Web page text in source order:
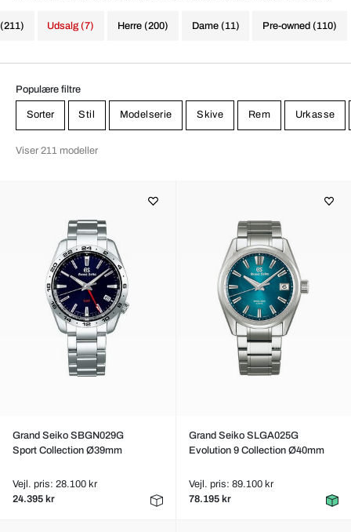
Herre (200) Dame (11) Pre-owned (110)
Udsalg (7)
Populære filtre
Sorter Stil Modelserie Skive Rem Urkasse
Viser 211 modeller
Grand Seiko SBGN029G
Sport Collection Ø39mm
Vejl. pris: 28.100 kr
24.395 kr
Grand Seiko SLGA025G
Evolution 9 Collection Ø40mm
Vejl. pris: 89.100 kr
78.195 kr